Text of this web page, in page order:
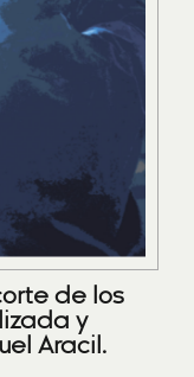
de los
y
Aracil.